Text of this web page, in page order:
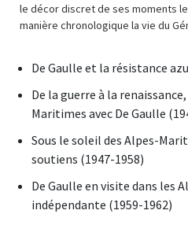
le décor discret de ses moments
manière chronologique la vie du
De Gaulle et la résistance
De la guerre à la
Maritimes avec De Gaulle
Sous le soleil des Alpes-
soutiens (1947-1958)
De Gaulle en visite dans les
indépendante (1959-1962)